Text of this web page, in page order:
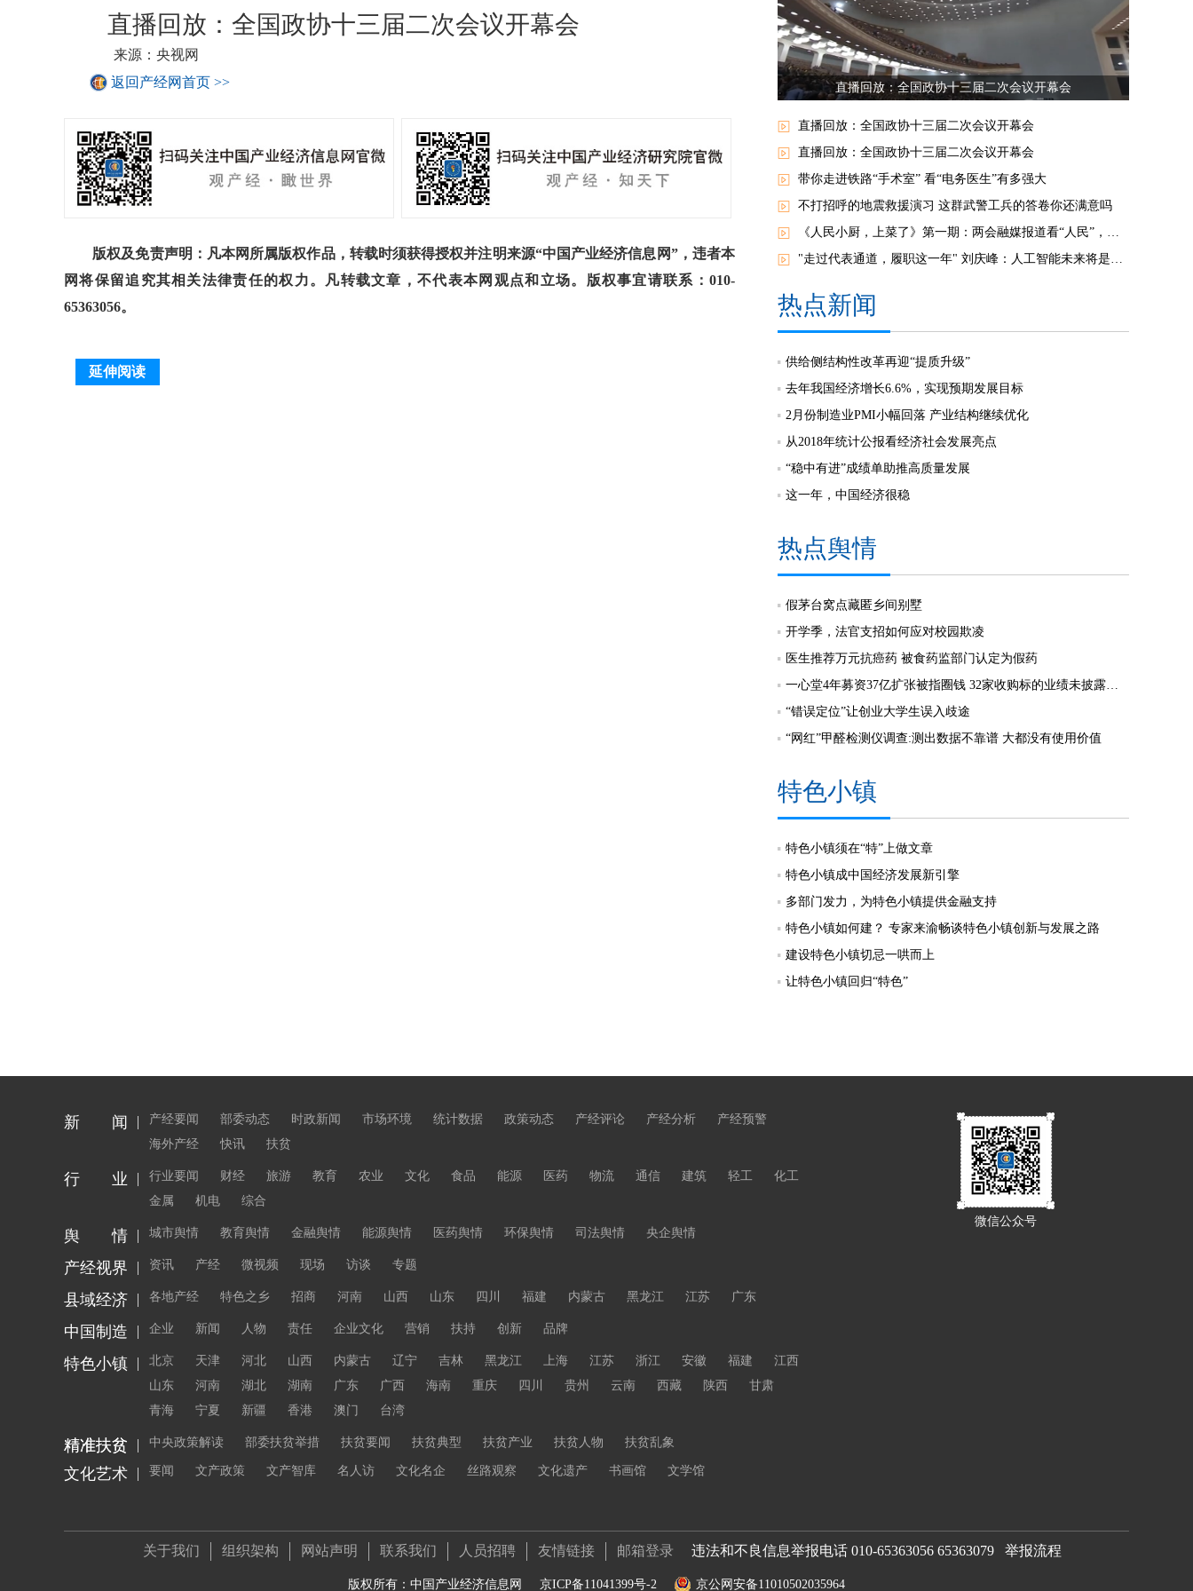
直播回放：全国政协十三届二次会议开幕会
来源：央视网
返回产经网首页 >>
版权及免责声明：凡本网所属版权作品，转载时须获得授权并注明来源“中国产业经济信息网”，违者本
网将保留追究其相关法律责任的权力。凡转载文章，不代表本网观点和立场。版权事宜请联系：010-
65363056。
延伸阅读
直播回放：全国政协十三届二次会议开幕会
直播回放：全国政协十三届二次会议开幕会
直播回放：全国政协十三届二次会议开幕会
带你走进铁路“手术室” 看“电务医生”有多强大
不打招呼的地震救援演习 这群武警工兵的答卷你还满意吗
《人民小厨，上菜了》第一期：两会融媒报道看“人民”，硬核！
"走过代表通道，履职这一年" 刘庆峰：人工智能未来将是社会进步的助推器
热点新闻
供给侧结构性改革再迎“提质升级”
去年我国经济增长6.6%，实现预期发展目标
2月份制造业PMI小幅回落 产业结构继续优化
从2018年统计公报看经济社会发展亮点
“稳中有进”成绩单助推高质量发展
这一年，中国经济很稳
热点舆情
假茅台窝点藏匿乡间别墅
开学季，法官支招如何应对校园欺凌
医生推荐万元抗癌药 被食药监部门认定为假药
一心堂4年募资37亿扩张被指圈钱 32家收购标的业绩未披露涉信披违规
“错误定位”让创业大学生误入歧途
“网红”甲醛检测仪调查:测出数据不靠谱 大都没有使用价值
特色小镇
特色小镇须在“特”上做文章
特色小镇成中国经济发展新引擎
多部门发力，为特色小镇提供金融支持
特色小镇如何建？ 专家来渝畅谈特色小镇创新与发展之路
建设特色小镇切忌一哄而上
让特色小镇回归“特色”
微信公众号
新 闻 产经要闻 部委动态 时政新闻 市场环境 统计数据 政策动态 产经评论 产经分析
产经预警
海外产经
快讯 扶贫
行 业 行业要闻 财经 旅游 教育 农业 文化 食品 能源 医药 物流 通信 建筑 轻工
化工
金属
机电 综合
舆 情 城市舆情 教育舆情 金融舆情 能源舆情 医药舆情 环保舆情 司法舆情 央企舆情
产经视界 资讯 产经 微视频 现场 访谈 专题
县域经济 各地产经 特色之乡 招商 河南 山西 山东 四川 福建 内蒙古 黑龙江 江苏 广东
中国制造 企业 新闻 人物 责任 企业文化 营销 扶持 创新 品牌
特色小镇 北京 天津 河北 山西 内蒙古 辽宁 吉林 黑龙江 上海 江苏 浙江 安徽 福建
江西
山东
河南 湖北 湖南 广东 广西 海南 重庆 四川 贵州 云南 西藏 陕西
甘肃
青海
宁夏 新疆 香港 澳门 台湾
精准扶贫
文化艺术
要闻 文产政策 文产智库 名人访 文化名企 丝路观察 文化遗产 书画馆 文学馆
精准扶贫 中央政策解读 部委扶贫举措 扶贫要闻 扶贫典型 扶贫产业 扶贫人物 扶贫乱象
关于我们 组织架构 网站声明 联系我们 人员招聘 友情链接 邮箱登录 违法和不良信息举报电话 010-65363056 65363079 举报流程
版权所有：中国产业经济信息网 京ICP备11041399号-2 京公网安备11010502035964